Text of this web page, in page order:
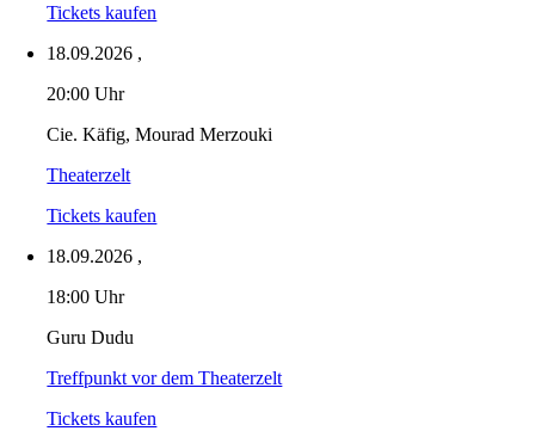
Tickets kaufen
18.09.2026 ,
20:00 Uhr
Cie. Käfig, Mourad Merzouki
Theaterzelt
Tickets kaufen
18.09.2026 ,
18:00 Uhr
Guru Dudu
Treffpunkt vor dem Theaterzelt
Tickets kaufen